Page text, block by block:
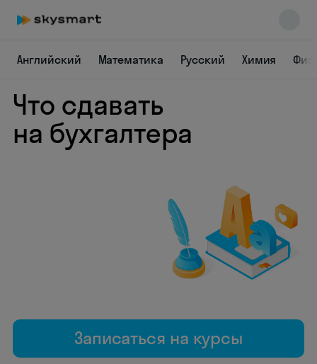
Английский Математика Русский Химия
Что сдавать
на бухгалтера
Записаться на курсы
Skysmart Chat
online